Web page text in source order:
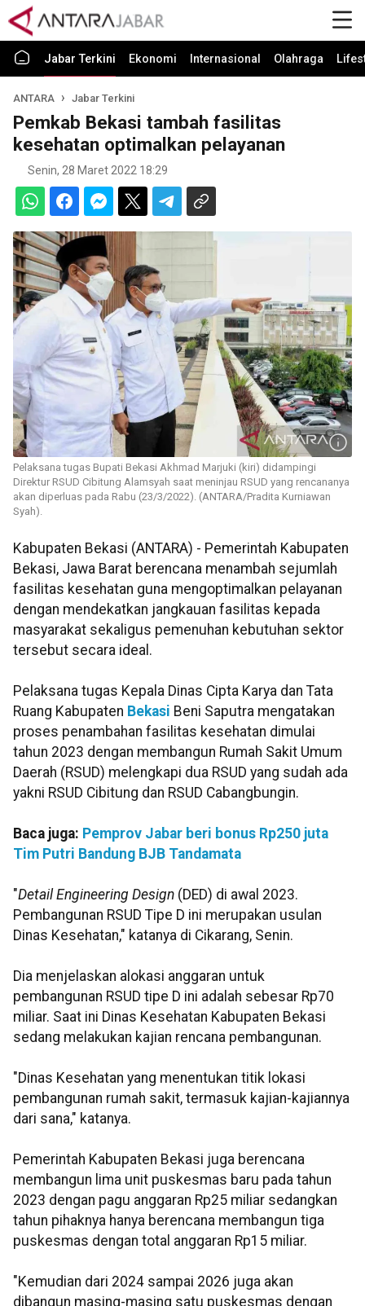
Jabar Terkini Ekonomi Internasional Olahraga
ANTARA Jabar Terkini
Pemkab Bekasi tambah fasilitas
kesehatan optimalkan pelayanan
Senin, 28 Maret 2022 18:29
Pelaksana tugas Bupati Bekasi Akhmad Marjuki (kiri) didampingi
Direktur RSUD Cibitung Alamsyah saat meninjau RSUD yang rencananya
akan diperluas pada Rabu (23/3/2022). (ANTARA/Pradita Kurniawan
Syah).
Kabupaten Bekasi (ANTARA) - Pemerintah Kabupaten
Bekasi, Jawa Barat berencana menambah sejumlah
fasilitas kesehatan guna mengoptimalkan pelayanan
dengan mendekatkan jangkauan fasilitas kepada
masyarakat sekaligus pemenuhan kebutuhan sektor
tersebut secara ideal.
Pelaksana tugas Kepala Dinas Cipta Karya dan Tata
Ruang Kabupaten Bekasi Beni Saputra mengatakan
proses penambahan fasilitas kesehatan dimulai
tahun 2023 dengan membangun Rumah Sakit Umum
Daerah (RSUD) melengkapi dua RSUD yang sudah ada
yakni RSUD Cibitung dan RSUD Cabangbungin.
Baca juga: Pemprov Jabar beri bonus Rp250 juta
Tim Putri Bandung BJB Tandamata
"Detail Engineering Design (DED) di awal 2023.
Pembangunan RSUD Tipe D ini merupakan usulan
Dinas Kesehatan," katanya di Cikarang, Senin.
Dia menjelaskan alokasi anggaran untuk
pembangunan RSUD tipe D ini adalah sebesar Rp70
miliar. Saat ini Dinas Kesehatan Kabupaten Bekasi
sedang melakukan kajian rencana pembangunan.
"Dinas Kesehatan yang menentukan titik lokasi
pembangunan rumah sakit, termasuk kajian-kajiannya
dari sana," katanya.
Pemerintah Kabupaten Bekasi juga berencana
membangun lima unit puskesmas baru pada tahun
2023 dengan pagu anggaran Rp25 miliar sedangkan
tahun pihaknya hanya berencana membangun tiga
puskesmas dengan total anggaran Rp15 miliar.
"Kemudian dari 2024 sampai 2026 juga akan
dibangun masing-masing satu puskesmas dengan